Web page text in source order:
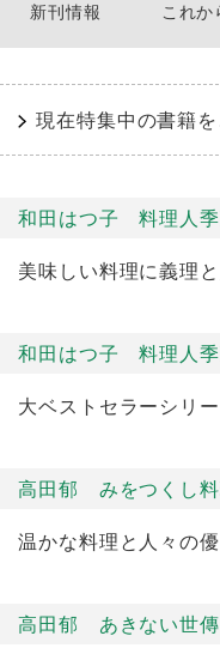
新刊情報 これか
現在特集中の書籍を
和田はつ子 料理人季
美味しい料理に義理
和田はつ子 料理人季
大ベストセラーシリ
高田郁 みをつくし料
温かな料理と人々の
高田郁 あきない世